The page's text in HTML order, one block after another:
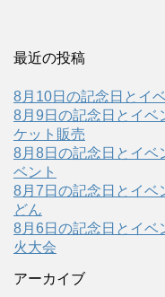
最近の投稿
8月10日の記念日とイ
8月9日の記念日とイベ
ケット販売
8月8日の記念日とイベ
ベント
8月7日の記念日とイベ
どん
8月6日の記念日とイベ
火大会
アーカイブ